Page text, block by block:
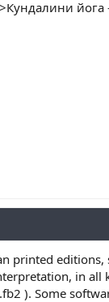
йога
printed
in all
). Some